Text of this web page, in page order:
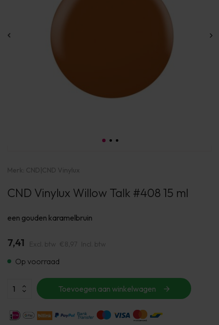
Merk: CND|CND Vinylux
CND Vinylux Willow Talk #408 15 ml
een gouden karamelbruin
7,41 Excl. btw €8,97 Incl. btw
Op voorraad
Toevoegen aan winkelwagen